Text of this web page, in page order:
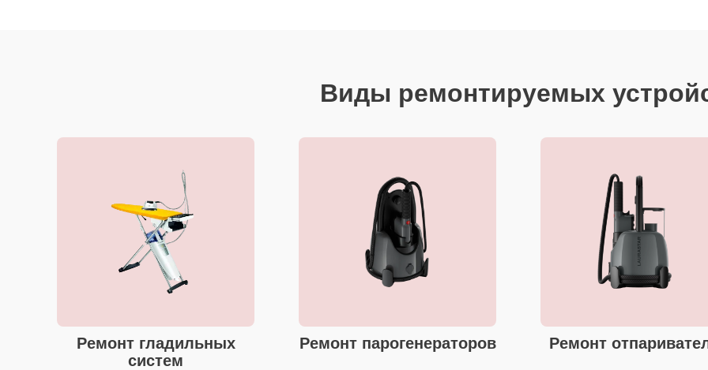
Виды ремонтируемых
Ремонт гладильных
систем
Ремонт парогенераторов Ремонт